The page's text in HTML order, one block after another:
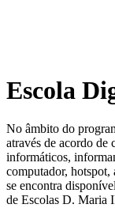
Escola
No âmbito do
através de acordo de
informáticos,
computador, hotspot,
se encontra
de Escolas D. Maria